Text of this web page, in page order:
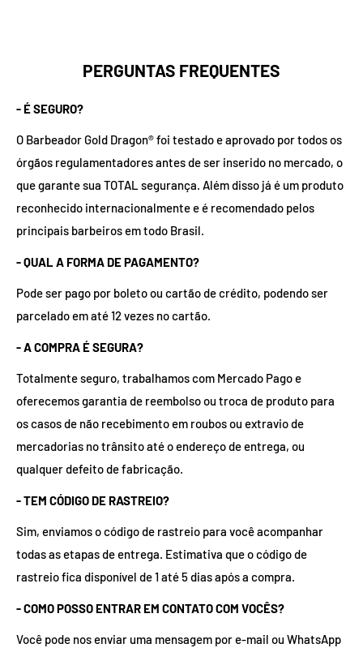
PERGUNTAS FREQUENTES
- É SEGURO?
O Barbeador Gold Dragon® foi testado e aprovado por todos os
órgãos regulamentadores antes de ser inserido no mercado, o
que garante sua TOTAL segurança. Além disso já é um produto
reconhecido internacionalmente e é recomendado pelos
principais barbeiros em todo Brasil.
- QUAL A FORMA DE PAGAMENTO?
Pode ser pago por boleto ou cartão de crédito, podendo ser
parcelado em até 12 vezes no cartão.
- A COMPRA É SEGURA?
Totalmente seguro, trabalhamos com Mercado Pago e
oferecemos garantia de reembolso ou troca de produto para
os casos de não recebimento em roubos ou extravio de
mercadorias no trânsito até o endereço de entrega, ou
qualquer defeito de fabricação.
- TEM CÓDIGO DE RASTREIO?
Sim, enviamos o código de rastreio para você acompanhar
todas as etapas de entrega. Estimativa que o código de
rastreio fica disponível de 1 até 5 dias após a compra.
- COMO POSSO ENTRAR EM CONTATO COM VOCÊS?
Você pode nos enviar uma mensagem por e-mail ou WhatsApp